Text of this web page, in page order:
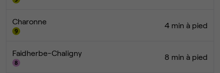
Charonne 4 min à pied
Faidherbe-Chaligny 8 min à pied